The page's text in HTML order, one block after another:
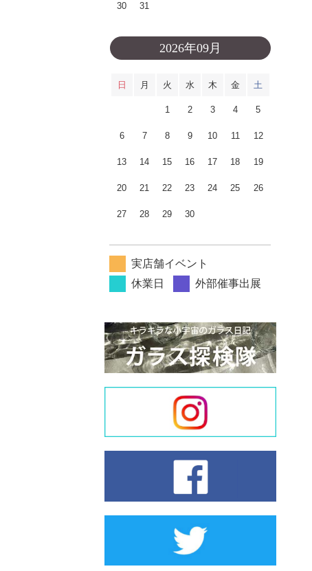
30 31
2026年09月
日 月 火 水 木 金 土
1 2 3 4 5
6 7 8 9 10 11 12
13 14 15 16 17 18 19
20 21 22 23 24 25 26
27 28 29 30
実店舗イベント
休業日
外部催事出展